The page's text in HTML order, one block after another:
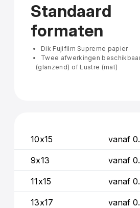
Standaard
formaten
Dik Fujifilm Supreme papier
Twee afwerkingen
(glanzend) of Lustre (mat)
10x15 vanaf
9x13 vanaf
11x15 vanaf
13x17 vanaf